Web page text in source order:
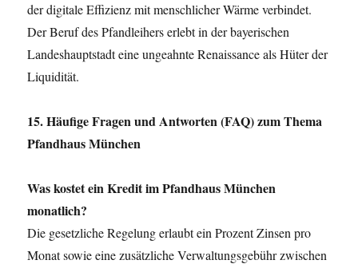
der digitale Effizienz mit menschlicher Wärme verbindet.
Der Beruf des Pfandleihers erlebt in der bayerischen
Landeshauptstadt eine ungeahnte Renaissance als Hüter der
Liquidität.
15. Häufige Fragen und Antworten (FAQ) zum Thema
Pfandhaus München
Was kostet ein Kredit im Pfandhaus München
monatlich?
Die gesetzliche Regelung erlaubt ein Prozent Zinsen pro
Monat sowie eine zusätzliche Verwaltungsgebühr zwischen